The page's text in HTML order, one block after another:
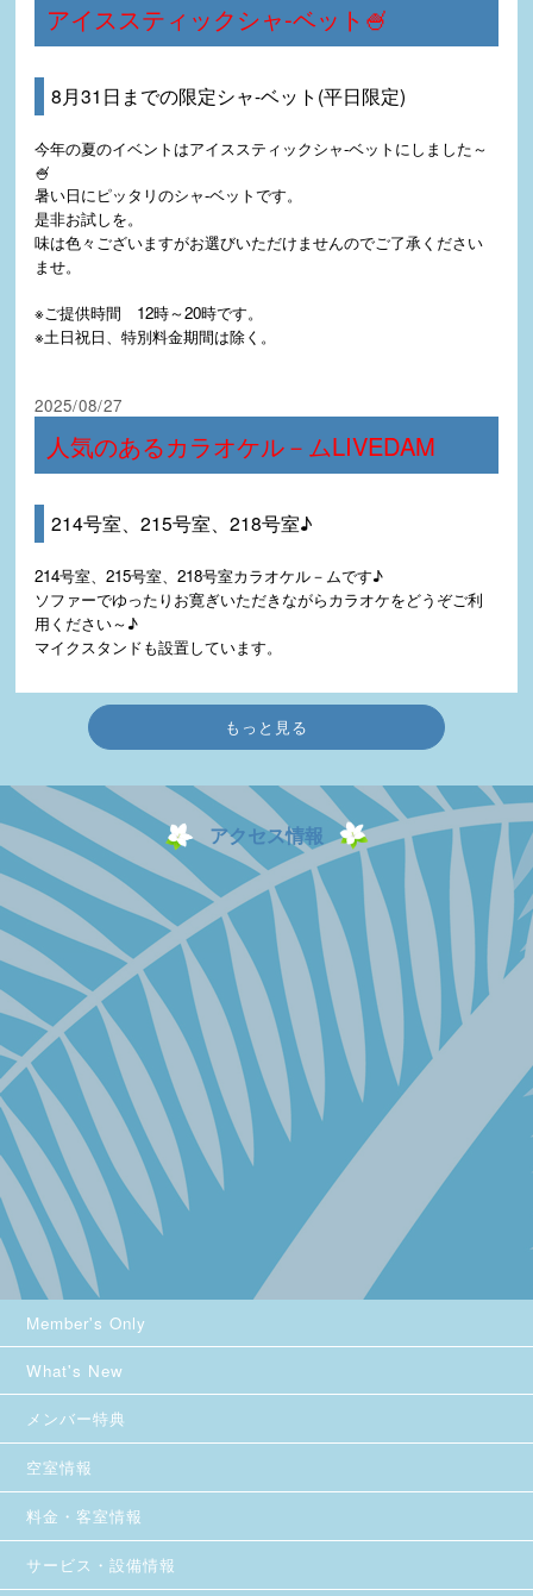
アイススティックシャ-ベット🍧
8月31日までの限定シャ-ベット(平日限定)
今年の夏のイベントはアイススティックシャ-ベットにしました～
🍧
暑い日にピッタリのシャ-ベットです。
是非お試しを。
味は色々ございますがお選びいただけませんのでご了承ください
ませ。
※ご提供時間 12時～20時です。
※土日祝日、特別料金期間は除く。
2025/08/27
人気のあるカラオケル－ムLIVEDAM
214号室、215号室、218号室♪
214号室、215号室、218号室カラオケル－ムです♪
ソファーでゆったりお寛ぎいただきながらカラオケをどうぞご利
用ください～♪
マイクスタンドも設置しています。
もっと見る
アクセス情報
Member's Only
What's New
メンバー特典
空室情報
料金・客室情報
サービス・設備情報